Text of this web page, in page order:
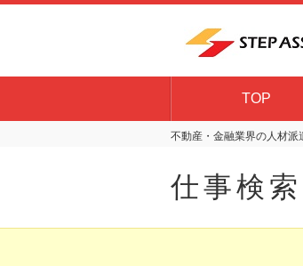
TOP
不動産・金融業界の人材
仕事検索